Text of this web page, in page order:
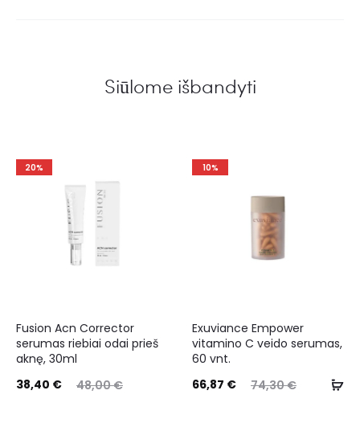
Siūlome išbandyti
20%
Fusion Acn Corrector
serumas riebiai odai prieš
aknę, 30ml
48,00€
38,40 €
10%
Exuviance Empower
vitamino C veido serumas,
60 vnt.
74,30€
66,87 €